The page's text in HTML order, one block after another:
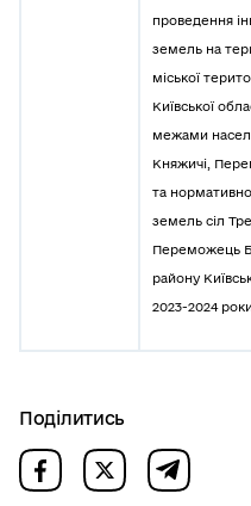
проведення
земель на
міської
Київської
межами
Княжичі,
та
земель сіл
Переможець
району
2023-2024
Поділитись